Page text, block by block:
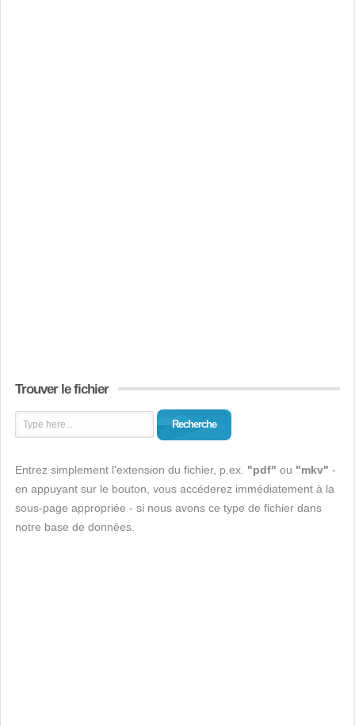
Trouver le fichier
Recherche
Entrez simplement l'extension du fichier, p.ex. "pdf" ou "mkv" -
en appuyant sur le bouton, vous accéderez immédiatement à la
sous-page appropriée - si nous avons ce type de fichier dans
notre base de données.